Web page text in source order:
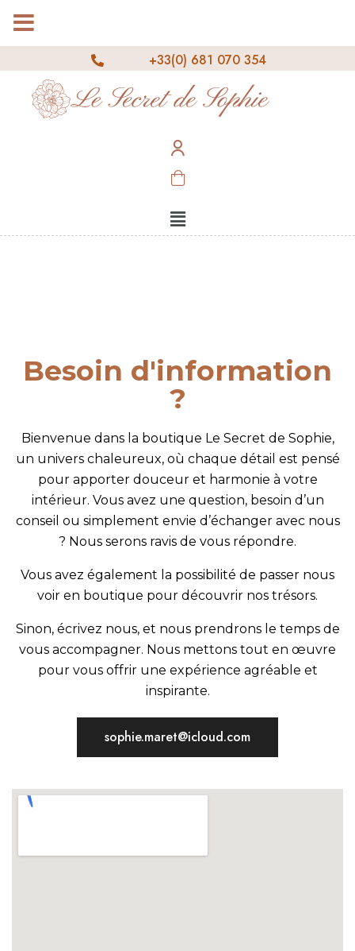
+33(0) 681 070 354
Besoin d'information
?
Bienvenue dans la boutique Le Secret de Sophie,
un univers chaleureux, où chaque détail est pensé
pour apporter douceur et harmonie à votre
intérieur. Vous avez une question, besoin d’un
conseil ou simplement envie d’échanger avec nous
? Nous serons ravis de vous répondre.
Vous avez également la possibilité de passer nous
voir en boutique pour découvrir nos trésors.
Sinon, écrivez nous, et nous prendrons le temps de
vous accompagner. Nous mettons tout en œuvre
pour vous offrir une expérience agréable et
inspirante.
sophie.maret@icloud.com